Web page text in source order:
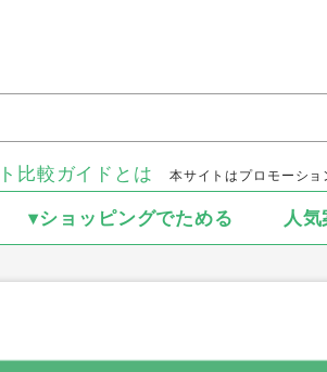
比較ガイドとは 本サイトはプロモーショ
▾ショッピングでためる 人気